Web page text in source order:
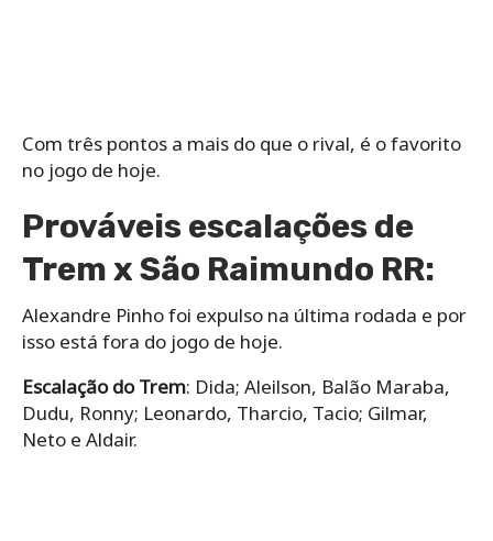
Com três pontos a mais do que o rival, é o favorito
no jogo de hoje.
Prováveis escalações de
Trem x São Raimundo RR:
Alexandre Pinho foi expulso na última rodada e por
isso está fora do jogo de hoje.
Escalação do Trem: Dida; Aleilson, Balão Maraba,
Dudu, Ronny; Leonardo, Tharcio, Tacio; Gilmar,
Neto e Aldair.